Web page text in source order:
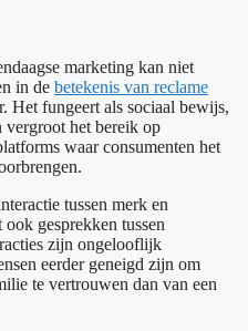
marketing kan niet
in de betekenis van reclame
Het fungeert als sociaal bewijs,
vergroot het bereik op
waar consumenten het
tussen merk en
gesprekken tussen
zijn ongelooflijk
eerder geneigd zijn om
te vertrouwen dan van een